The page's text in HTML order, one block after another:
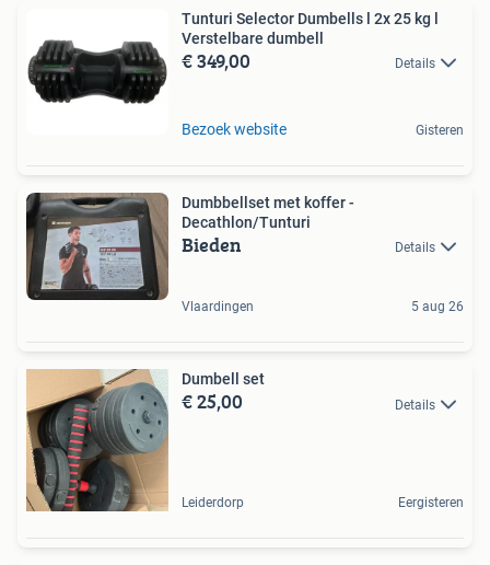
Tunturi Selector Dumbells l 2x 25 kg l
Verstelbare dumbell
€ 349,00 Details
Bezoek website Gisteren
Dumbbellset met koffer -
Decathlon/Tunturi
Bieden Details
Vlaardingen 5 aug 26
Dumbell set
€ 25,00 Details
Leiderdorp Eergisteren